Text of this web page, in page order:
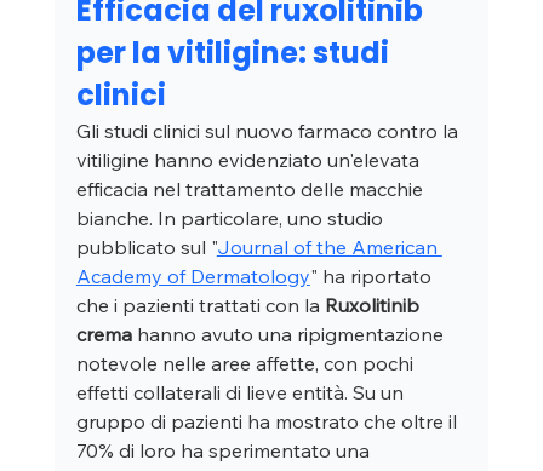
Efficacia del ruxolitinib
per la vitiligine: studi
clinici
Gli studi clinici sul nuovo farmaco contro la
vitiligine hanno evidenziato un'elevata
efficacia nel trattamento delle macchie
bianche. In particolare, uno studio
pubblicato sul "Journal of the American
Academy of Dermatology" ha riportato
che i pazienti trattati con la Ruxolitinib
crema hanno avuto una ripigmentazione
notevole nelle aree affette, con pochi
effetti collaterali di lieve entità. Su un
gruppo di pazienti ha mostrato che oltre il
70% di loro ha sperimentato una